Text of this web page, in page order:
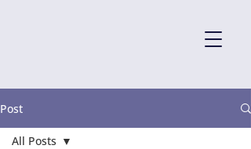
Post
All Posts